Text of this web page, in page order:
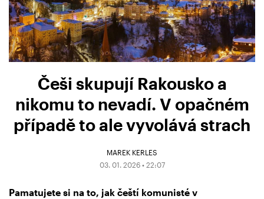
Češi skupují Rakousko a
nikomu to nevadí. V opačném
případě to ale vyvolává strach
MAREK KERLES
03. 01. 2026 • 22:07
Pamatujete si na to, jak čeští komunisté v